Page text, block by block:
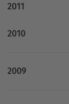
2011
2010
2009